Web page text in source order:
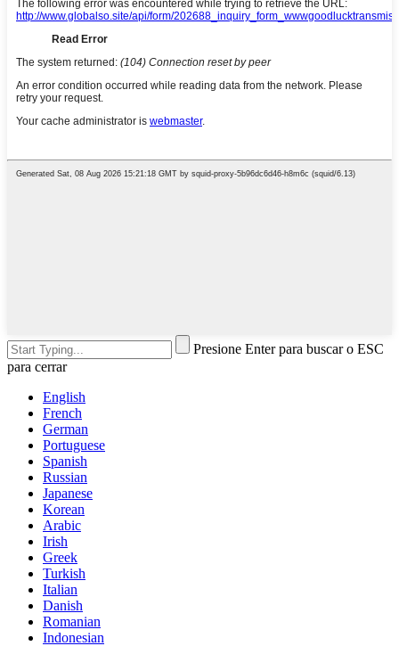
Presione Enter para buscar o ESC
para cerrar
English
French
German
Portuguese
Spanish
Russian
Japanese
Korean
Arabic
Irish
Greek
Turkish
Italian
Danish
Romanian
Indonesian